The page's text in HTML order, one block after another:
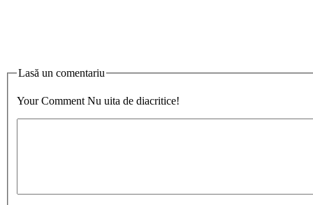
Lasă un comentariu
Your Comment Nu uita de diacritice!